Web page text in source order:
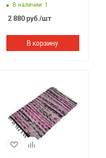
штучки
В наличии: 1
2 880руб./шт
В корзину